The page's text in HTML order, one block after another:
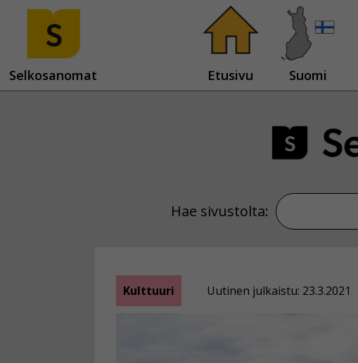
Selkosanomat Etusivu Suomi
Hae sivustolta:
Kulttuuri
Uutinen julkaistu: 23.3.2021